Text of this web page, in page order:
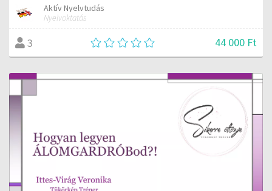
Aktív Nyelvtudás
Nyelvoktatás
3 44 000 Ft